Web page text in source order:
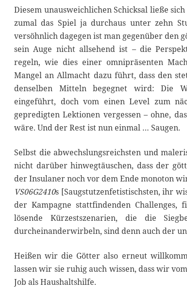
Diesem unausweichlichen Schicksal ließe
zumal das Spiel ja durchaus unter zehn
versöhnlich dagegen ist man gegenüber den
sein Auge nicht allsehend ist – die
regeln, wie dies einer omnipräsenten
Mangel an Allmacht dazu führt, dass den
denselben Mitteln begegnet wird: Die
eingeführt, doch vom einen Level zum
gepredigten Lektionen vergessen – ohne,
wäre. Und der Rest ist nun einmal … Saugen.
Selbst die abwechslungsreichsten und
nicht darüber hinwegtäuschen, dass der
der Insulaner noch vor dem Ende monoton
VS06G2410s [Saugstutzenfetistischsten, ihr
der Kampagne stattfindenden
lösende Kürzestszenarien, die die
durcheinanderwirbeln, sind denn auch der
Heißen wir die Götter also erneut
lassen wir sie ruhig auch wissen, dass wir
Job als Haushaltshilfe.